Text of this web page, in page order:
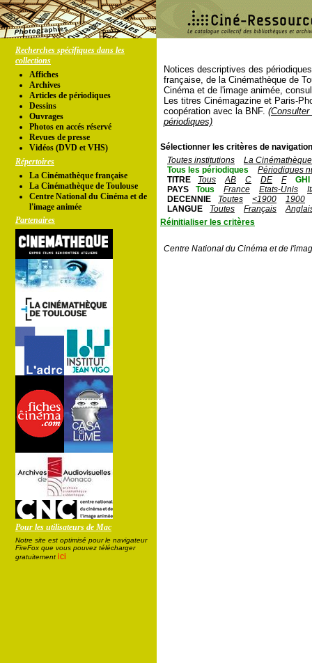
Recherches spécifiques dans les
collections
Affiches
Archives
Articles de périodiques
Dessins
Ouvrages
Photos en accés réservé
Revues de presse
Vidéos (DVD et VHS)
Répertoires
La Cinémathèque française
La Cinémathèque de Toulouse
Centre National du Cinéma et de
l'image animée
Partenaires
Pour les utilisateurs de Mac
Notre site est optimisé pour le navigateur
FireFox que vous pouvez télécharger
gratuitement ici
Notices descriptives des
française, de la Cinémathèque de
Cinéma et de l'image animée,
Les titres Cinémagazine et Paris-
coopération avec la BNF.
périodiques)
Sélectionner les critères de
Toutes institutions
La
Tous les périodiques
Périodiques
TITRE
Tous AB C DE F
GHI
PAYS
Tous France Etats-Unis
DECENNIE
Toutes <1900
1900
LANGUE
Toutes Français
Réinitialiser les critères
Centre National du Cinéma et de